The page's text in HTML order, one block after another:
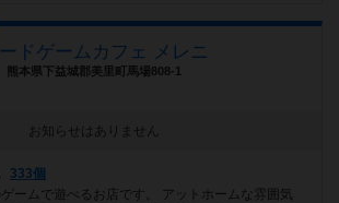
ドゲームカフェ メレニ
熊本県下益城郡美里町馬場808-1
お知らせはありません
333個
ームで遊べるお店です。 アットホームな雰囲気